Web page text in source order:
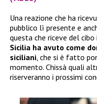
Una reazione che ha
pubblico lì presente e
questa che riceve del
Sicilia ha avuto come
siciliani, che si è fatto
momento. Chissà quali
riserveranno i prossimi